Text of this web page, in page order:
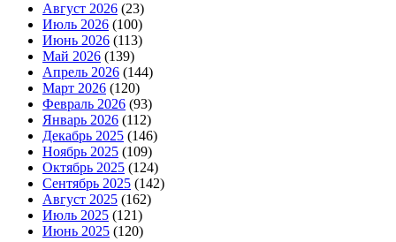
Август 2026 (23)
Июль 2026 (100)
Июнь 2026 (113)
Май 2026 (139)
Апрель 2026 (144)
Март 2026 (120)
Февраль 2026 (93)
Январь 2026 (112)
Декабрь 2025 (146)
Ноябрь 2025 (109)
Октябрь 2025 (124)
Сентябрь 2025 (142)
Август 2025 (162)
Июль 2025 (121)
Июнь 2025 (120)